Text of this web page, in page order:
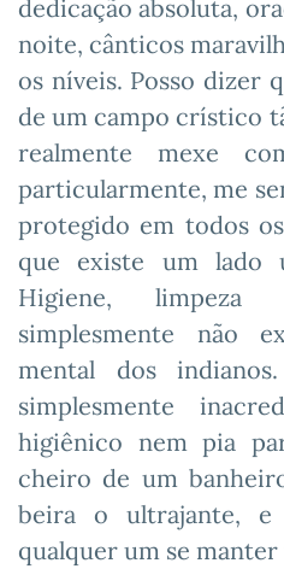
dedicação absoluta,
noite, cânticos
os níveis. Posso dizer
de um campo crístico
realmente mexe
particularmente, me
protegido em todos
que existe um lado
Higiene,
simplesmente não
mental dos
simplesmente
higiênico nem pia
cheiro de um
beira o ultrajante,
qualquer um se